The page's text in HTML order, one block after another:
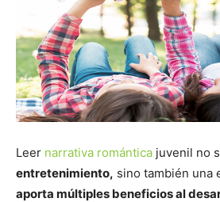
Leer narrativa romántica juvenil no
entretenimiento, sino también una
aporta múltiples beneficios al